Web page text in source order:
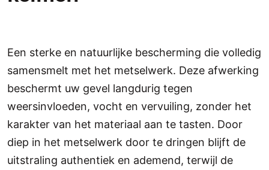
Een sterke en natuurlijke bescherming die volledig
samensmelt met het metselwerk. Deze afwerking
beschermt uw gevel langdurig tegen
weersinvloeden, vocht en vervuiling, zonder het
karakter van het materiaal aan te tasten. Door
diep in het metselwerk door te dringen blijft de
uitstraling authentiek en ademend, terwijl de